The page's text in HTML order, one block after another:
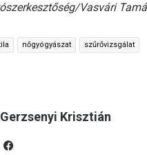
Vasvári
nőgyógyászat szűrővizsgálat
Gerzsenyi Krisztián